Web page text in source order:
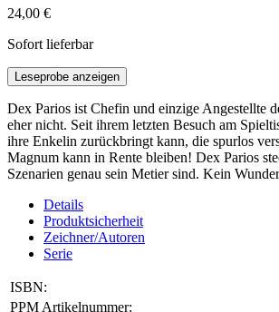
24,00 €
Sofort lieferbar
Leseprobe anzeigen
Dex Parios ist Chefin und einzige Angestellte
eher nicht. Seit ihrem letzten Besuch am
ihre Enkelin zurückbringt kann, die spurlos
Magnum kann in Rente bleiben! Dex Parios
Szenarien genau sein Metier sind. Kein
Details
Produktsicherheit
Zeichner/Autoren
Serie
ISBN:
PPM Artikelnummer: